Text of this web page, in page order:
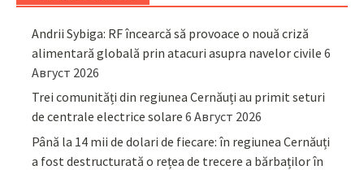
Andrii Sybiga: RF încearcă să provoace o nouă criză
alimentară globală prin atacuri asupra navelor civile 6
Август 2026
Trei comunități din regiunea Cernăuți au primit seturi
de centrale electrice solare 6 Август 2026
Până la 14 mii de dolari de fiecare: în regiunea Cernăuți
a fost destructurată o rețea de trecere a bărbaților în